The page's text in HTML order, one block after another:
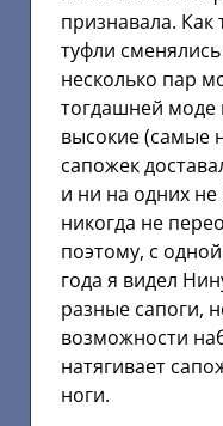
признавала. Как
туфли
несколько пар
тогдашней моде
высокие (самые
сапожек
и ни на одних
никогда не
поэтому, с
года я видел
разные сапоги,
возможности
натягивает
ноги.